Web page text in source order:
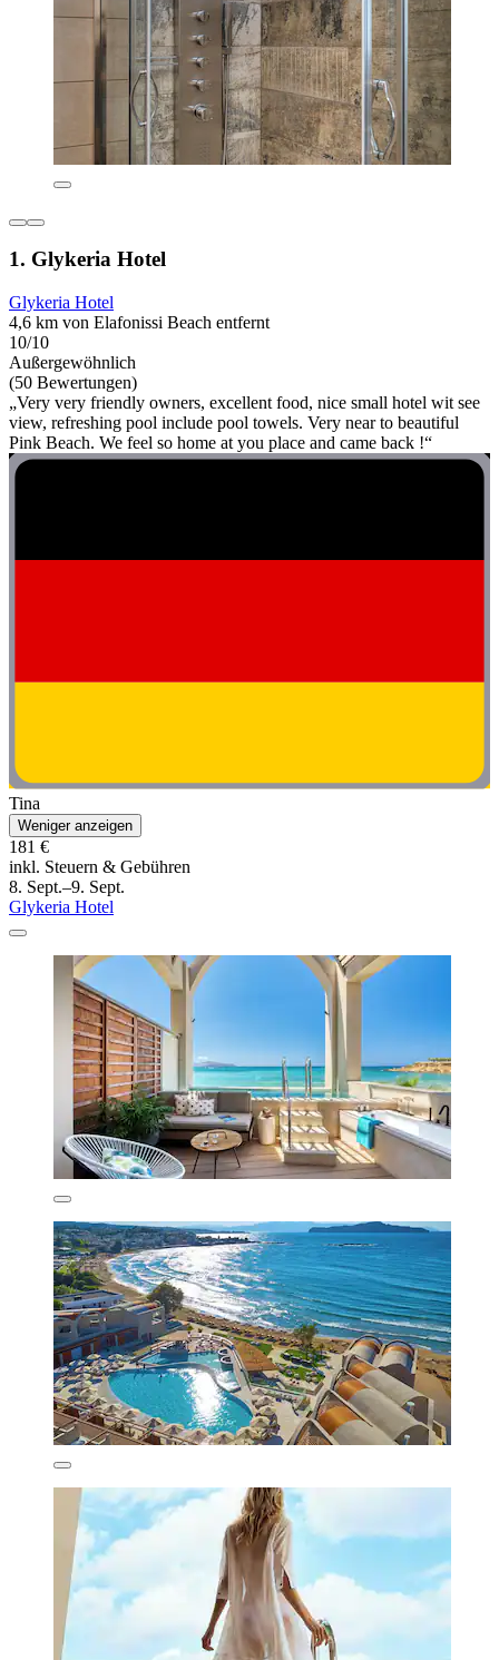
1. Glykeria Hotel
Glykeria Hotel
4,6 km von Elafonissi Beach entfernt
10/10
Außergewöhnlich
(50 Bewertungen)
„Very very friendly owners, excellent food, nice small hotel wit see
view, refreshing pool include pool towels. Very near to beautiful
Pink Beach. We feel so home at you place and came back !“
Tina
Weniger anzeigen
181 €
inkl. Steuern & Gebühren
8. Sept.–9. Sept.
Glykeria Hotel